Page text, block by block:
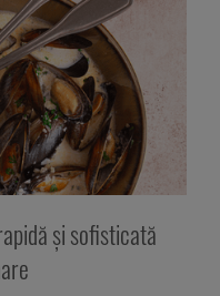
și sofisticată